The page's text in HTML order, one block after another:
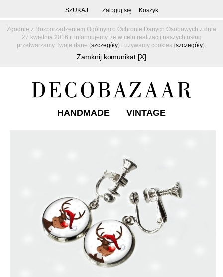
Zgodnie z Rozporządzeniem Ogólnym o Ochronie Danych Osobowych z dnia
27 kwietnia 2016 r. informujemy, że w celu realizacji naszych usług
przetwarzamy Twoje dane (szczegóły) i używamy cookies (szczegóły).
Zamknij komunikat [X]
SZUKAJ Zaloguj się Koszyk
HANDMADE VINTAGE